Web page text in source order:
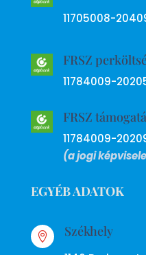
11705008-
FRSZ
11784009-
FRSZ
11784009-
(a jogi
EGYÉB ADATOK
 Székhely